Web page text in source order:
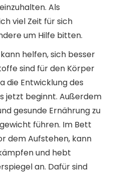
Als
viel Zeit für sich
um Hilfe bitten.
helfen, sich besser
sind für den Körper
die Entwicklung des
jetzt beginnt. Außerdem
gesunde Ernährung zu
führen. Im Bett
dem Aufstehen, kann
und hebt
an. Dafür sind